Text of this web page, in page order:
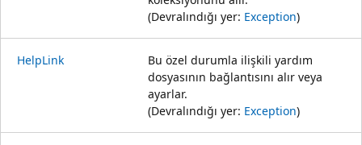
(Devralındığı yer: Exception)
HelpLink
Bu özel durumla ilişkili yardım
dosyasının bağlantısını alır veya
ayarlar.
(Devralındığı yer: Exception)